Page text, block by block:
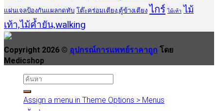
แผ่นเจลป้องกันแผลกดทับ โต๊ะคร่อมเตียง,ตู้ข้างเตียง ไกร์ ไม้เท้า ไม้
เท้า,ไม้ค้ำยัน,walking
Copyright 2026 © อุปกรณ์การแพทย์ราคาถูก โดย
Medicshop
Assign a menu in Theme Options > Menus